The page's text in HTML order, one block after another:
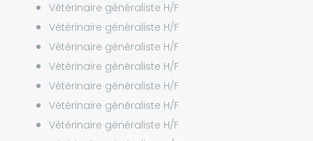
Vétérinaire généraliste H/F
Vétérinaire généraliste H/F
Vétérinaire généraliste H/F
Vétérinaire généraliste H/F
Vétérinaire généraliste H/F
Vétérinaire généraliste H/F
Vétérinaire généraliste H/F